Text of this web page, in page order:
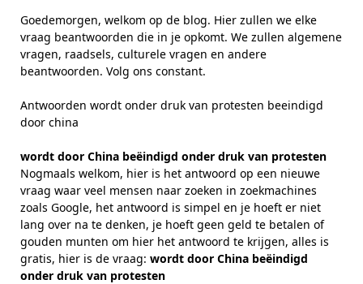
Goedemorgen, welkom op de blog. Hier zullen we elke
vraag beantwoorden die in je opkomt. We zullen algemene
vragen, raadsels, culturele vragen en andere
beantwoorden. Volg ons constant.
Antwoorden wordt onder druk van protesten beeindigd
door china
wordt door China beëindigd onder druk van protesten
Nogmaals welkom, hier is het antwoord op een nieuwe
vraag waar veel mensen naar zoeken in zoekmachines
zoals Google, het antwoord is simpel en je hoeft er niet
lang over na te denken, je hoeft geen geld te betalen of
gouden munten om hier het antwoord te krijgen, alles is
gratis, hier is de vraag: wordt door China beëindigd
onder druk van protesten